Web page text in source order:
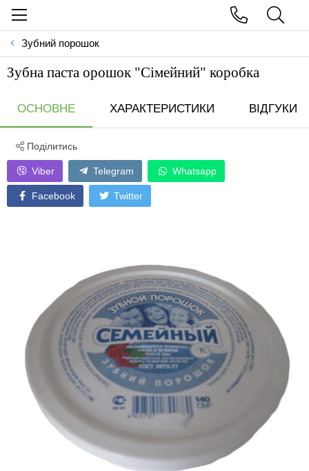
Зубний порошок
Зубна паста орошок "Сімейний" коробка
ОСНОВНЕ ХАРАКТЕРИСТИКИ ВІДГУКИ
Поділитись
Viber Telegram Whatsapp
Facebook Twitter